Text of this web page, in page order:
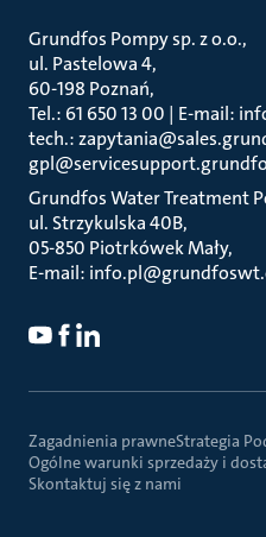
Grundfos Pompy sp. z o.o.
ul. Pastelowa 4
60-198 Poznań
Tel.: 61 650 13 00 | E-mail:
tech.:
Grundfos Water Treatment
ul. Strzykulska 40B
05-850 Piotrkówek Mały
E-mail:
Zagadnienia prawneStrategia
Ogólne warunki sprzedaży i
Skontaktuj się z nami